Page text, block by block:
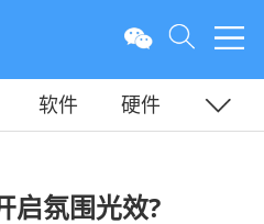
软件
硬件
氛围光效?